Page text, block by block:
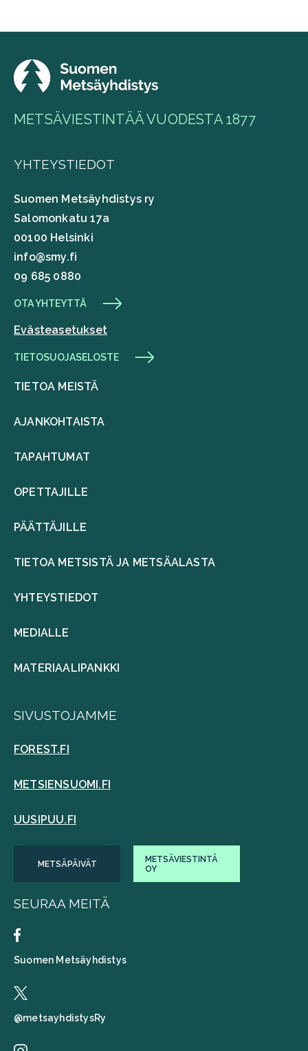
METSÄVIESTINTÄÄ VUODESTA 1877
YHTEYSTIEDOT
Suomen Metsäyhdistys ry
Salomonkatu 17a
00100 Helsinki
info@smy.fi
09 685 0880
OTA YHTEYTTÄ
Evästeasetukset
TIETOSUOJASELOSTE
TIETOA MEISTÄ
AJANKOHTAISTA
TAPAHTUMAT
OPETTAJILLE
PÄÄTTÄJILLE
TIETOA METSISTÄ JA METSÄALASTA
YHTEYSTIEDOT
MEDIALLE
MATERIAALIPANKKI
SIVUSTOJAMME
FOREST.FI
METSIENSUOMI.FI
UUSIPUU.FI
METSÄPÄIVÄT
METSÄVIESTINTÄ
OY
SEURAA MEITÄ
Suomen Metsäyhdistys
@metsayhdistysRy